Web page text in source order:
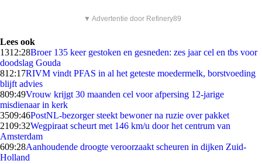
▼ Advertentie door Refinery89
Lees ook
1312:28Broer 135 keer gestoken en gesneden: zes jaar cel en tbs voor
doodslag Gouda
812:17RIVM vindt PFAS in al het geteste moedermelk, borstvoeding
blijft advies
809:49Vrouw krijgt 30 maanden cel voor afpersing 12-jarige
misdienaar in kerk
3509:46PostNL-bezorger steekt bewoner na ruzie over pakket
2109:32Wegpiraat scheurt met 146 km/u door het centrum van
Amsterdam
609:28Aanhoudende droogte veroorzaakt scheuren in dijken Zuid-
Holland